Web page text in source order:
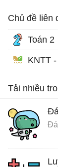
Chủ đề liên
Toán 2
KNTT
Tải nhiều